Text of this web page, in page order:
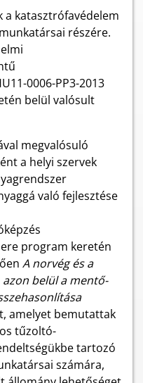
katasztrófavédelem
részére.
0006-PP3-2013
belül valósult
megvalósuló
a helyi szervek
való fejlesztése
program keretén
A norvég és a
belül a mentő-
amelyet bemutattak
tűzoltó-
tartozó
számára,